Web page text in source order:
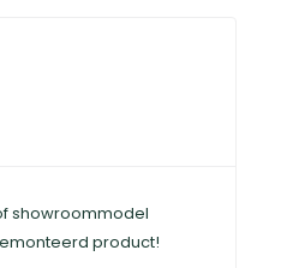
showroommodel
product!